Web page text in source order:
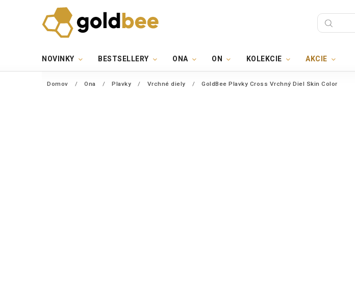
NOVINKY BESTSELLERY ONA ON KOLEKCIE AKCIE
Domov / Ona / Plavky / Vrchné diely / GoldBee Plavky Cross Vrchný Diel Skin Color